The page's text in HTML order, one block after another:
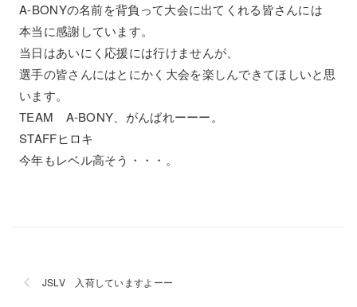
A-BONYの名前を背負って大会に出てくれる皆さんには
本当に感謝しています。
当日はあいにく応援には行けませんが、
選手の皆さんにはとにかく大会を楽しんできてほしいと思
います。
TEAM A-BONY、がんばれーーー。
STAFFヒロキ
今年もレベル高そう・・・。
JSLV 入荷していますよーー